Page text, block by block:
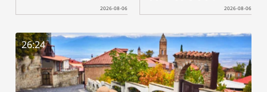
2026-08-06
2026-08-06
26:24